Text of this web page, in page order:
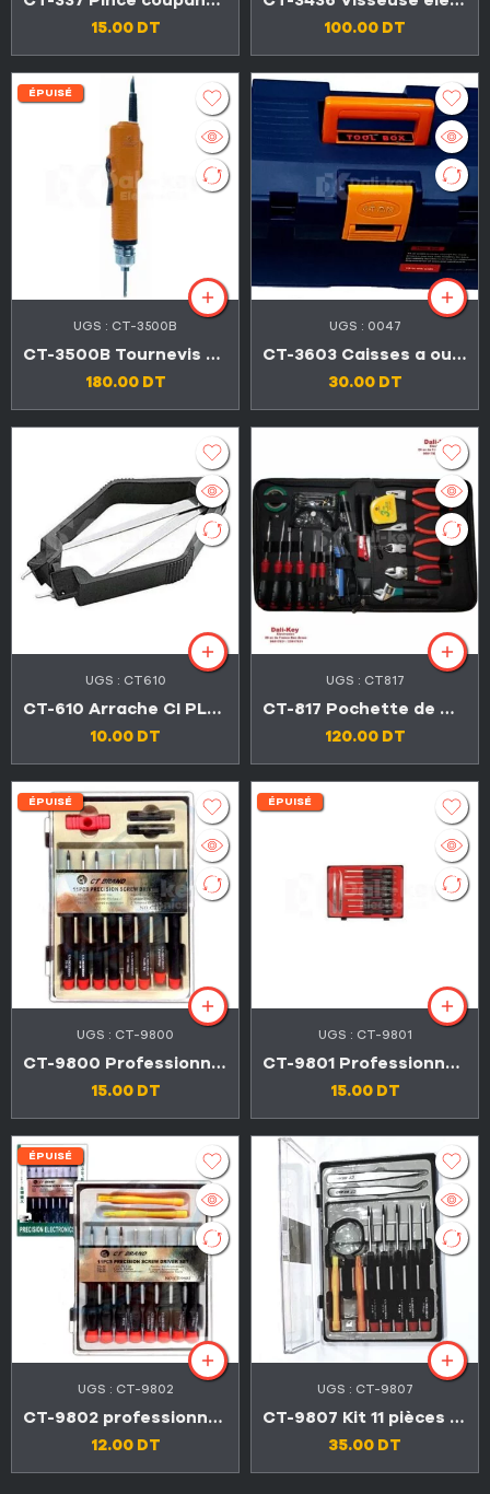
15.00 DT
100.00 DT
ÉPUISÉ
UGS : CT-3500B
CT-3500B Tournevis électrique 40W – 230V
180.00 DT
UGS : 0047
CT-3603 Caisses a outils professionnel en plastique renforcé
30.00 DT
UGS : CT610
CT-610 Arrache CI PLCC
10.00 DT
UGS : CT817
CT-817 Pochette de maintenance d’outillage 16 pièces
120.00 DT
ÉPUISÉ
UGS : CT-9800
CT-9800 Professionnel kit de 11 pièces d’entretien et précision
15.00 DT
ÉPUISÉ
UGS : CT-9801
CT-9801 Professionnel kit de 11 pièces d’entretien et précision
15.00 DT
ÉPUISÉ
UGS : CT-9802
CT-9802 professionnel kit de 11 pièces d’entretien et précision
12.00 DT
UGS : CT-9807
CT-9807 Kit 11 pièces de précision professionnel avec manche isolé
35.00 DT